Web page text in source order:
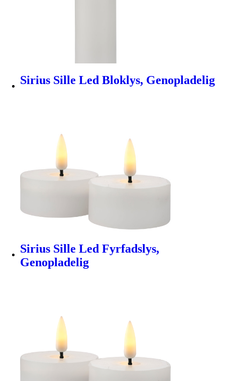
Sirius Sille Led Bloklys, Genopladelig
Sirius Sille Led Fyrfadslys,
Genopladelig